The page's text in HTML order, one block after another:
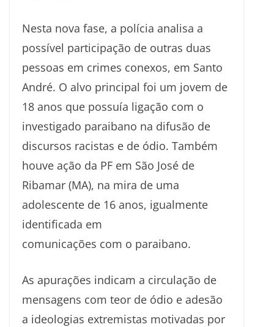
Nesta nova fase, a polícia analisa a
possível participação de outras duas
pessoas em crimes conexos, em Santo
André. O alvo principal foi um jovem de
18 anos que possuía ligação com o
investigado paraibano na difusão de
discursos racistas e de ódio. Também
houve ação da PF em São José de
Ribamar (MA), na mira de uma
adolescente de 16 anos, igualmente
identificada em
comunicações com o paraibano.
As apurações indicam a circulação de
mensagens com teor de ódio e adesão
a ideologias extremistas motivadas por